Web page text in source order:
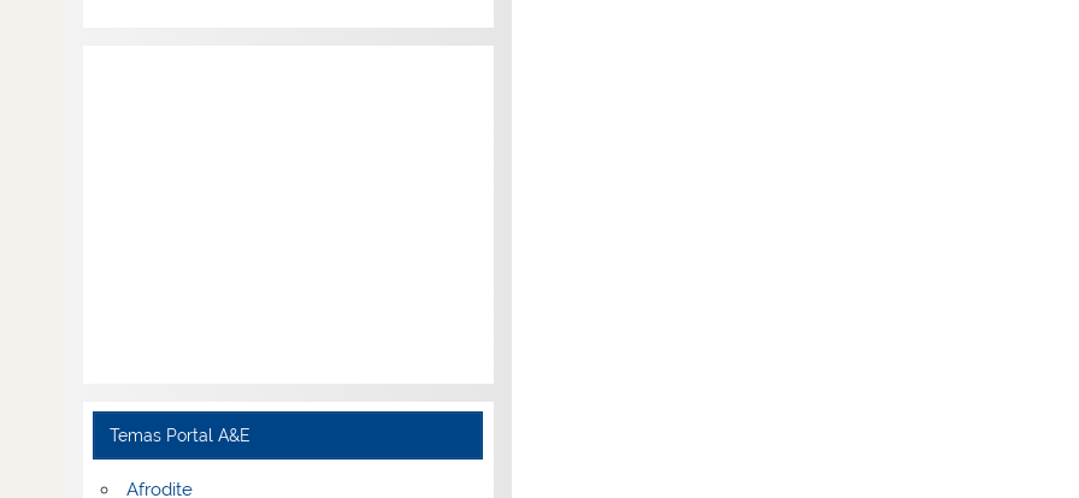
Temas Portal A&E
Afrodite